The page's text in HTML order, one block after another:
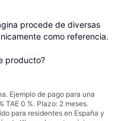
procede de diversas
como referencia.
producto?
Ejemplo de pago para una
TAE 0 %. Plazo: 2 meses.
para residentes en España y